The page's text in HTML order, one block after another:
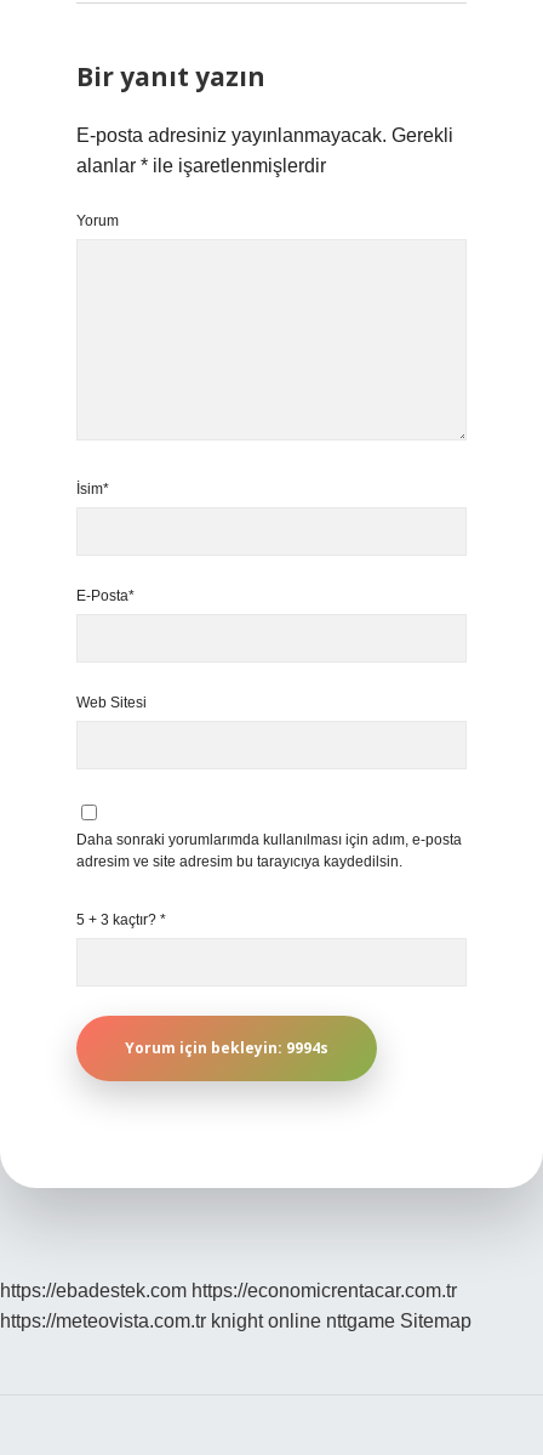
Bir yanıt yazın
E-posta adresiniz yayınlanmayacak. Gerekli
alanlar * ile işaretlenmişlerdir
Yorum
İsim*
E-Posta*
Web Sitesi
Daha sonraki yorumlarımda kullanılması için adım, e-posta
adresim ve site adresim bu tarayıcıya kaydedilsin.
5 + 3 kaçtır? *
https://ebadestek.com https://economicrentacar.com.tr
https://meteovista.com.tr knight online nttgame Sitemap